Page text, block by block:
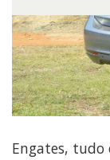
Engates, tudo